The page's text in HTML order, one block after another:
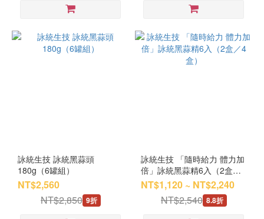
詠統生技 詠統黑蒜頭
180g（6罐組）
NT$2,560
NT$2,850 9折
詠統生技 「隨時給力 體力加
倍」詠統黑蒜精6入（2盒／4
盒）
NT$1,120 ~ NT$2,240
NT$2,540 8.8折